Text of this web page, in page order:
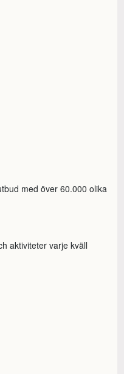
med över 60.000 olika
aktiviteter varje kväll